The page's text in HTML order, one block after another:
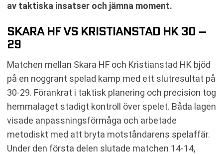
av taktiska insatser och jämna moment.
SKARA HF VS KRISTIANSTAD HK 30 –
29
Matchen mellan Skara HF och Kristianstad HK bjöd
på en noggrant spelad kamp med ett slutresultat på
30-29. Förankrat i taktisk planering och precision tog
hemmalaget stadigt kontroll över spelet. Båda lagen
visade anpassningsförmåga och arbetade
metodiskt med att bryta motståndarens spelaffär.
Under den första delen slutade matchen 14-14,